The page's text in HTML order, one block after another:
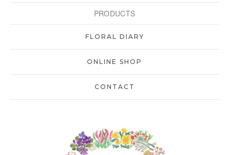
PRODUCTS
FLORAL DIARY
ONLINE SHOP
CONTACT